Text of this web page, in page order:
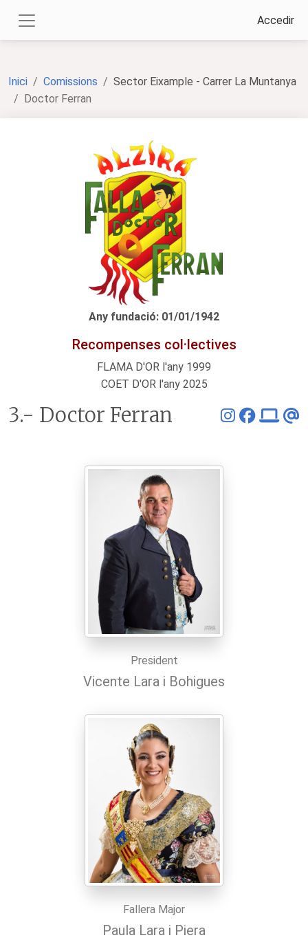
Accedir
Inici Comissions
Sector Eixample - Carrer La Muntanya
Doctor Ferran
Any fundació: 01/01/1942
Recompenses col·lectives
FLAMA D'OR l'any 1999
COET D'OR l'any 2025
3.- Doctor Ferran
President
Vicente Lara i Bohigues
Fallera Major
Paula Lara i Piera